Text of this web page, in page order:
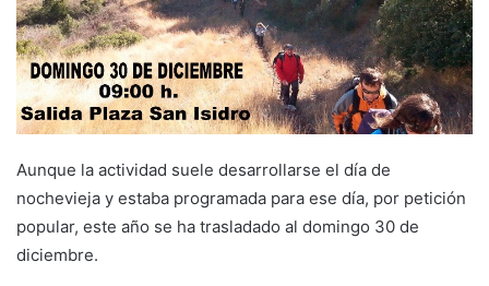
i
l
Aunque la actividad suele desarrollarse el día de
nochevieja y estaba programada para ese día, por petición
popular, este año se ha trasladado al domingo 30 de
diciembre.